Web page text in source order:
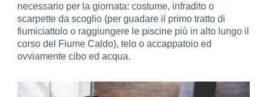
necessario per la giornata: costume, infradito o
scarpette da scoglio (per guadare il primo tratto di
fiumiciattolo o raggiungere le piscine più in alto lungo il
corso del Fiume Caldo), telo o accappatoio ed
ovviamente cibo ed acqua.